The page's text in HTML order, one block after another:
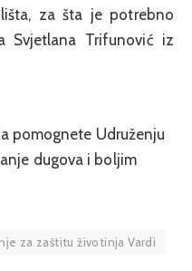
za šta je potrebno
Svjetlana Trifunović iz
pomognete Udruženju
dugova i boljim
za zaštitu životinja Vardi